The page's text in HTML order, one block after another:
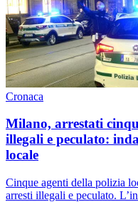
Cronaca
Milano, arrestati
illegali e peculato:
locale
Cinque agenti della polizia
arresti illegali e peculato.